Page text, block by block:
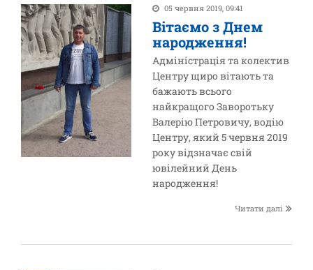
05 червня 2019, 09:41
Вітаємо з Днем
народження!
Адміністрація та колектив
Центру щиро вітають та
бажають всього
найкращого Заворотьку
Валерію Петровичу, водію
Центру, який 5 червня 2019
року відзначає свій
ювілейний День
народження!
Читати далі